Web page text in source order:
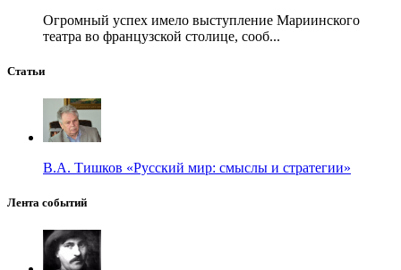
Огромный успех имело выступление Мариинского
театра во французской столице, сооб...
Статьи
В.А. Тишков «Русский мир: смыслы и стратегии»
Лента событий